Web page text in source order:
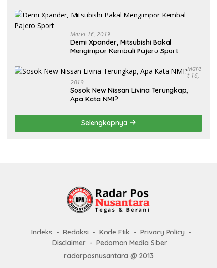
Maret 16, 2019
Demi Xpander, Mitsubishi Bakal
Mengimpor Kembali Pajero Sport
Mare
T 16,
2019
Sosok New Nissan Livina Terungkap,
Apa Kata NMI?
Selengkapnya
Indeks Redaksi Kode Etik
Privacy Policy
Disclaimer
Pedoman Media Siber
radarposnusantara @ 2013